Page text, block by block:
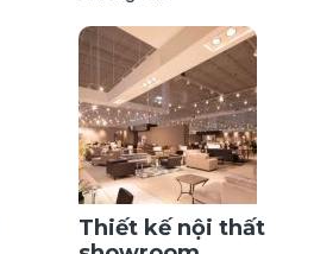
Thiết kế nội thất